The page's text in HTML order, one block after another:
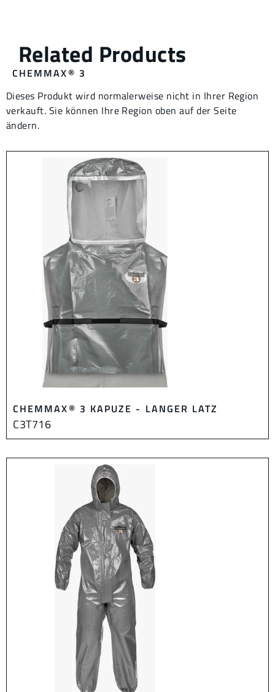
CHEMMAX® 3
Dieses Produkt wird normalerweise nicht in Ihrer Region
verkauft. Sie können Ihre Region oben auf der Seite
ändern.
CHEMMAX® 3 KAPUZE - LANGER LATZ
C3T716